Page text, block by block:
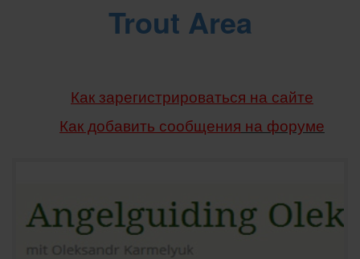
Trout Area
Как зарегистрироваться на сайте
Как добавить сообщения на форуме